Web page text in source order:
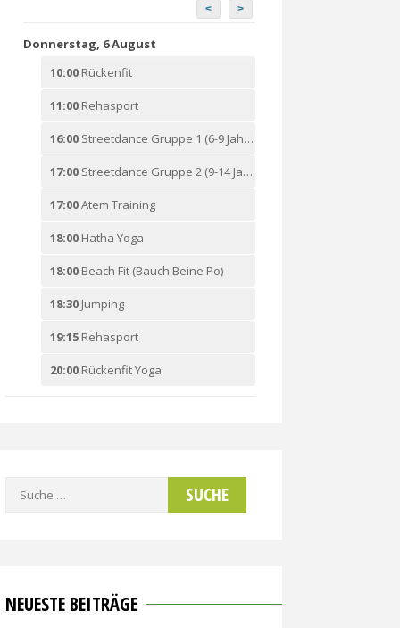
< >
Donnerstag, 6 August
10:00 Rückenfit
11:00 Rehasport
16:00 Streetdance Gruppe 1 (6-9 Jahre)
17:00 Streetdance Gruppe 2 (9-14 Jahre)
17:00Atem Training
18:00 Hatha Yoga
18:00 Beach Fit (Bauch Beine Po)
18:30 Jumping
19:15 Rehasport
20:00 Rückenfit Yoga
Suche
NEUESTE BEITRÄGE